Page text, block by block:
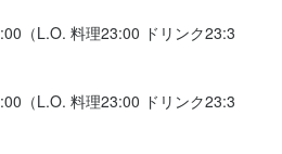
（L.O. 料理23:00 ドリンク23:3
（L.O. 料理23:00 ドリンク23:3